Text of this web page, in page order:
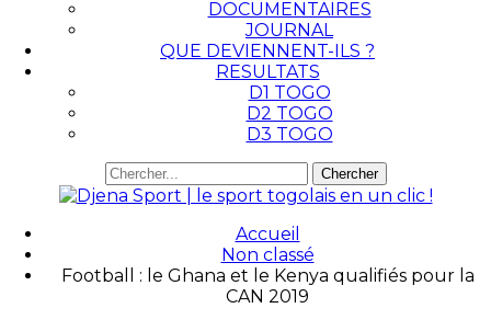
DOCUMENTAIRES
JOURNAL
QUE DEVIENNENT-ILS ?
RESULTATS
D1 TOGO
D2 TOGO
D3 TOGO
Accueil
Non classé
Football : le Ghana et le Kenya qualifiés pour la
CAN 2019